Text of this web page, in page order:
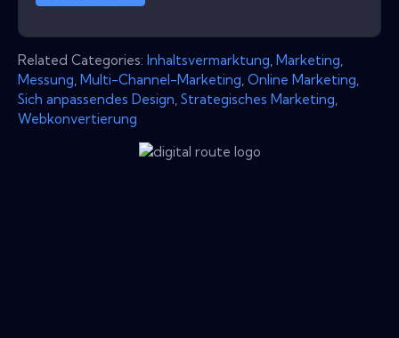
Related Categories: Inhaltsvermarktung Marketing
Messung Multi-Channel-Marketing Online Marketing
Sich anpassendes Design Strategisches Marketing
Webkonvertierung